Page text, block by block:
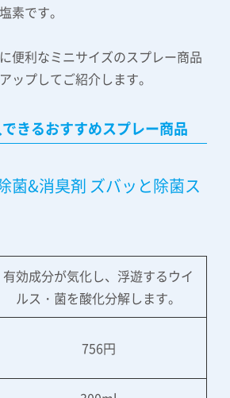
素です。
便利なミニサイズのスプレー商品
ップしてご紹介します。
きるおすすめスプレー商品
菌&消臭剤 ズバッと除菌ス
有効成分が気化し、浮遊するウイ
ルス・菌を酸化分解します。
756円